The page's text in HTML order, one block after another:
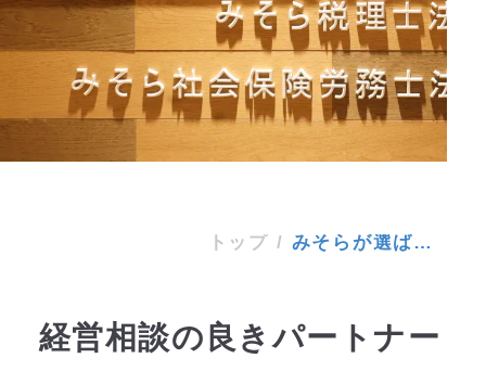
トップ / みそらが選ばれる理由
経営相談の良きパートナー